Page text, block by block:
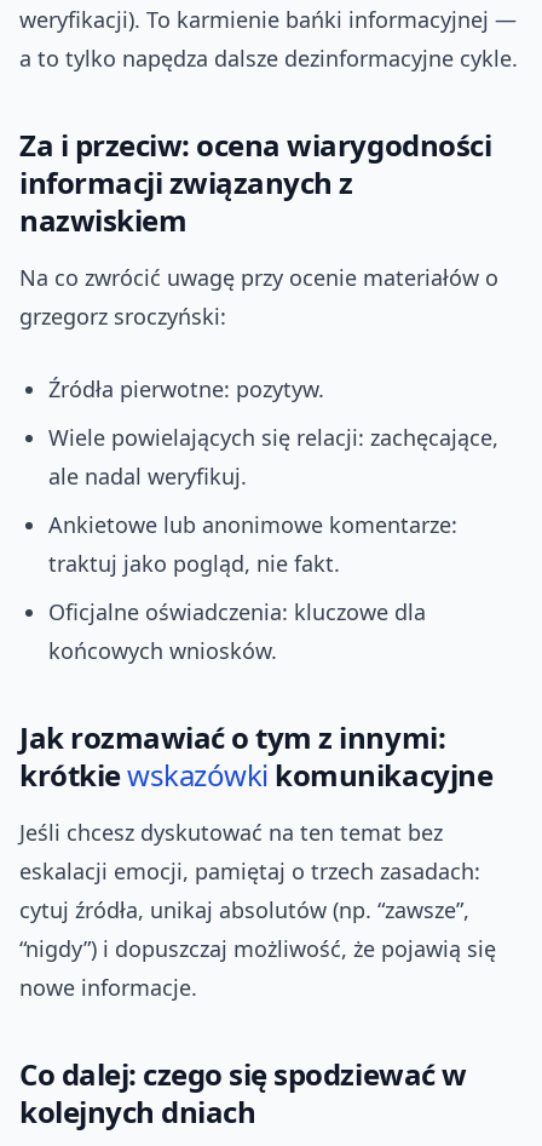
weryfikacji). To karmienie bańki informacyjnej —
a to tylko napędza dalsze dezinformacyjne cykle.
Za i przeciw: ocena wiarygodności
informacji związanych z
nazwiskiem
Na co zwrócić uwagę przy ocenie materiałów o
grzegorz sroczyński:
Źródła pierwotne: pozytyw.
Wiele powielających się relacji: zachęcające,
ale nadal weryfikuj.
Ankietowe lub anonimowe komentarze:
traktuj jako pogląd, nie fakt.
Oficjalne oświadczenia: kluczowe dla
końcowych wniosków.
Jak rozmawiać o tym z innymi:
krótkiewskazówki komunikacyjne
Jeśli chcesz dyskutować na ten temat bez
eskalacji emocji, pamiętaj o trzech zasadach:
cytuj źródła, unikaj absolutów (np. “zawsze”,
“nigdy”) i dopuszczaj możliwość, że pojawią się
nowe informacje.
Co dalej: czego się spodziewać w
kolejnych dniach